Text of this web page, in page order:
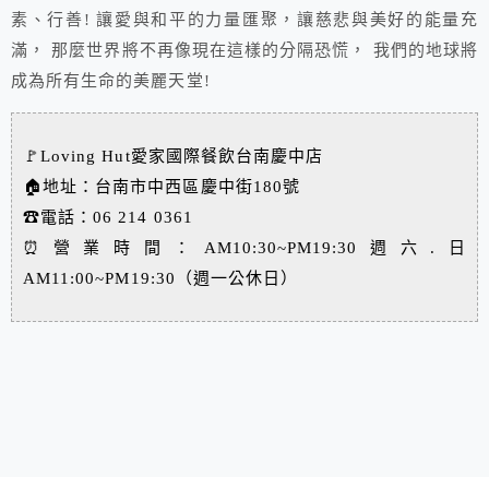
素、行善! 讓愛與和平的力量匯聚，讓慈悲與美好的能量充
滿， 那麼世界將不再像現在這樣的分隔恐慌， 我們的地球將
成為所有生命的美麗天堂!
🚩Loving Hut愛家國際餐飲台南慶中店
🏠地址：台南市中西區慶中街180號
☎電話：06 214 0361
⏰營業時間：AM10:30~PM19:30週六.日
AM11:00~PM19:30（週一公休日）